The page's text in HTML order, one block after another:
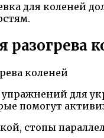
для коленей
разогрева
для
помогут
стопы